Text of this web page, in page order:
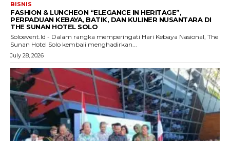
BISNIS
FASHION & LUNCHEON “ELEGANCE IN HERITAGE”,
PERPADUAN KEBAYA, BATIK, DAN KULINER NUSANTARA DI
THE SUNAN HOTEL SOLO
Soloevent.Id - Dalam rangka memperingati Hari Kebaya Nasional, The
Sunan Hotel Solo kembali menghadirkan...
July 28, 2026